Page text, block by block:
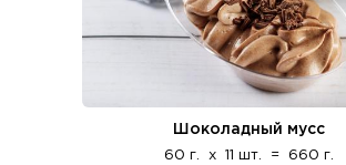
Шоколадный мусс
60 г. x 11 шт. = 660 г.